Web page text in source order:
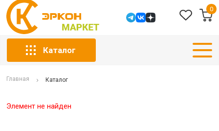
0
Каталог
Главная Каталог
Элемент не найден